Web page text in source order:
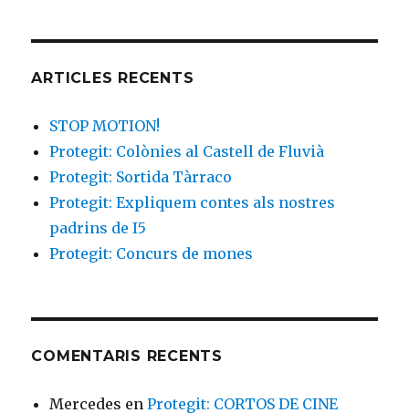
ARTICLES RECENTS
STOP MOTION!
Protegit: Colònies al Castell de Fluvià
Protegit: Sortida Tàrraco
Protegit: Expliquem contes als nostres
padrins de I5
Protegit: Concurs de mones
COMENTARIS RECENTS
Mercedes enProtegit: CORTOS DE CINE